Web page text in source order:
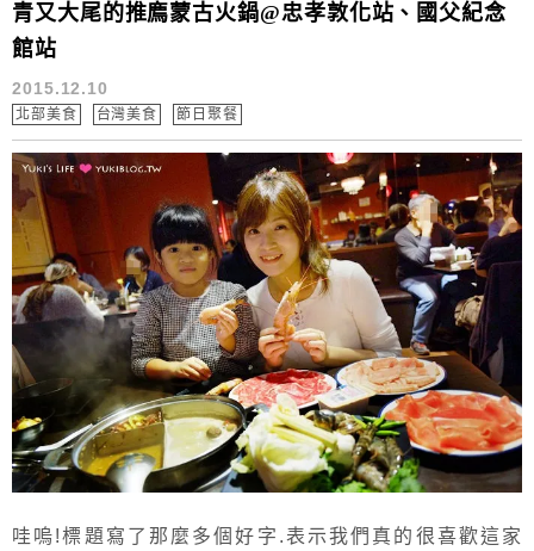
青又大尾的推廌蒙古火鍋@忠孝敦化站、國父紀念
館站
2015.12.10
北部美食 台灣美食 節日聚餐
哇嗚!標題寫了那麼多個好字.表示我們真的很喜歡這家